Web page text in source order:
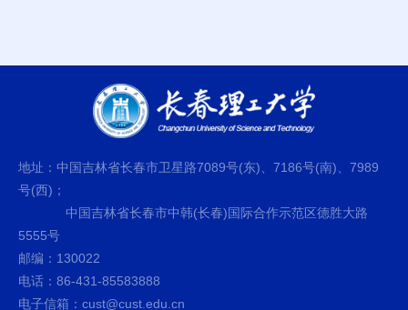
地址：中国吉林省长春市卫星路7089号(东)、7186号(南)、7989
号(西)；
中国吉林省长春市中韩(长春)国际合作示范区德胜大路
5555号
邮编：130022
电话：86-431-85583888
电子信箱：cust@cust.edu.cn